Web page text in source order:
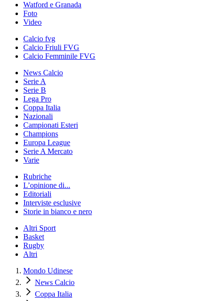
Watford e Granada
Foto
Video
Calcio fvg
Calcio Friuli FVG
Calcio Femminile FVG
News Calcio
Serie A
Serie B
Lega Pro
Coppa Italia
Nazionali
Campionati Esteri
Champions
Europa League
Serie A Mercato
Varie
Rubriche
L’opinione di...
Editoriali
Interviste esclusive
Storie in bianco e nero
Altri Sport
Basket
Rugby
Altri
Mondo Udinese
News Calcio
Coppa Italia